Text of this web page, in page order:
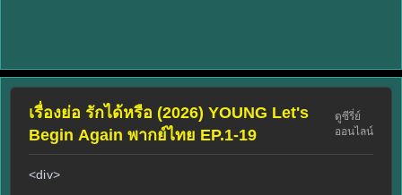
เรื่องย่อ รักได้หรือ (2026) YOUNG Let's
Begin Again พากย์ไทย EP.1-19
ดูซีรี่ย์
ออนไลน์
<div>